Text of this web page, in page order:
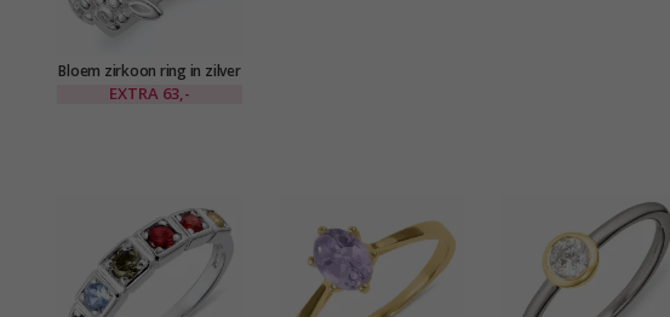
Bloem zirkoon ring in zilver
met 9 karaat goud
EXTRA 63,-